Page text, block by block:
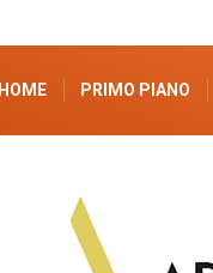
HOME PRIMO PIANO